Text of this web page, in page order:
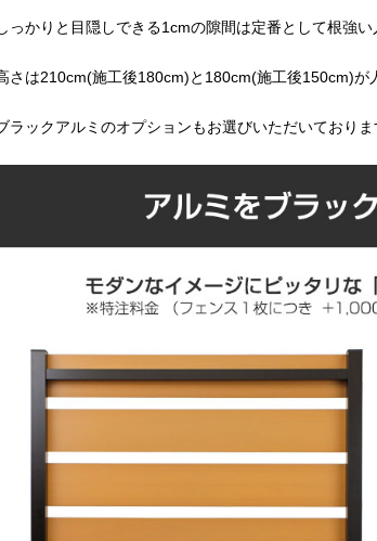
っかりと目隠しできる1cmの隙間は定番として根強い
さは210cm(施工後180cm)と180cm(施工後150cm)が
ラックアルミのオプションもお選びいただいておりま